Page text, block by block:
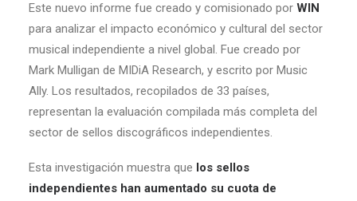
Este nuevo informe fue creado y comisionado por WIN
para analizar el impacto económico y cultural del sector
musical independiente a nivel global. Fue creado por
Mark Mulligan de MIDiA Research, y escrito por Music
Ally. Los resultados, recopilados de 33 países,
representan la evaluación compilada más completa del
sector de sellos discográficos independientes.
Esta investigación muestra que los sellos
independientes han aumentado su cuota de